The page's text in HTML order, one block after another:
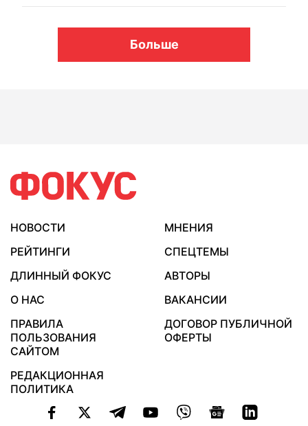
Больше
НОВОСТИ
МНЕНИЯ
РЕЙТИНГИ
СПЕЦТЕМЫ
ДЛИННЫЙ ФОКУС
АВТОРЫ
О НАС
ВАКАНСИИ
ПРАВИЛА
ПОЛЬЗОВАНИЯ
САЙТОМ
ДОГОВОР ПУБЛИЧНОЙ
ОФЕРТЫ
РЕДАКЦИОННАЯ
ПОЛИТИКА